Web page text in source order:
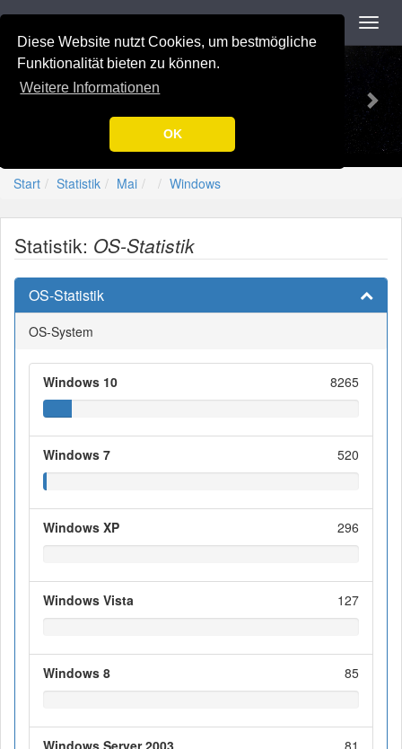
Diese Website nutzt Cookies, um bestmögliche
Funktionalität bieten zu können.
Weitere Informationen
OK
Navigation
Previous-=[Nation-7.de]=-
Start Statistik Mai Windows
Statistik: OS-Statistik
OS-Statistik
OS-System
Windows 10 8265
Windows 7 520
Windows XP 296
Windows Vista 127
Windows 8 85